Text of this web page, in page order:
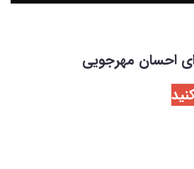
احسان مهرجویی